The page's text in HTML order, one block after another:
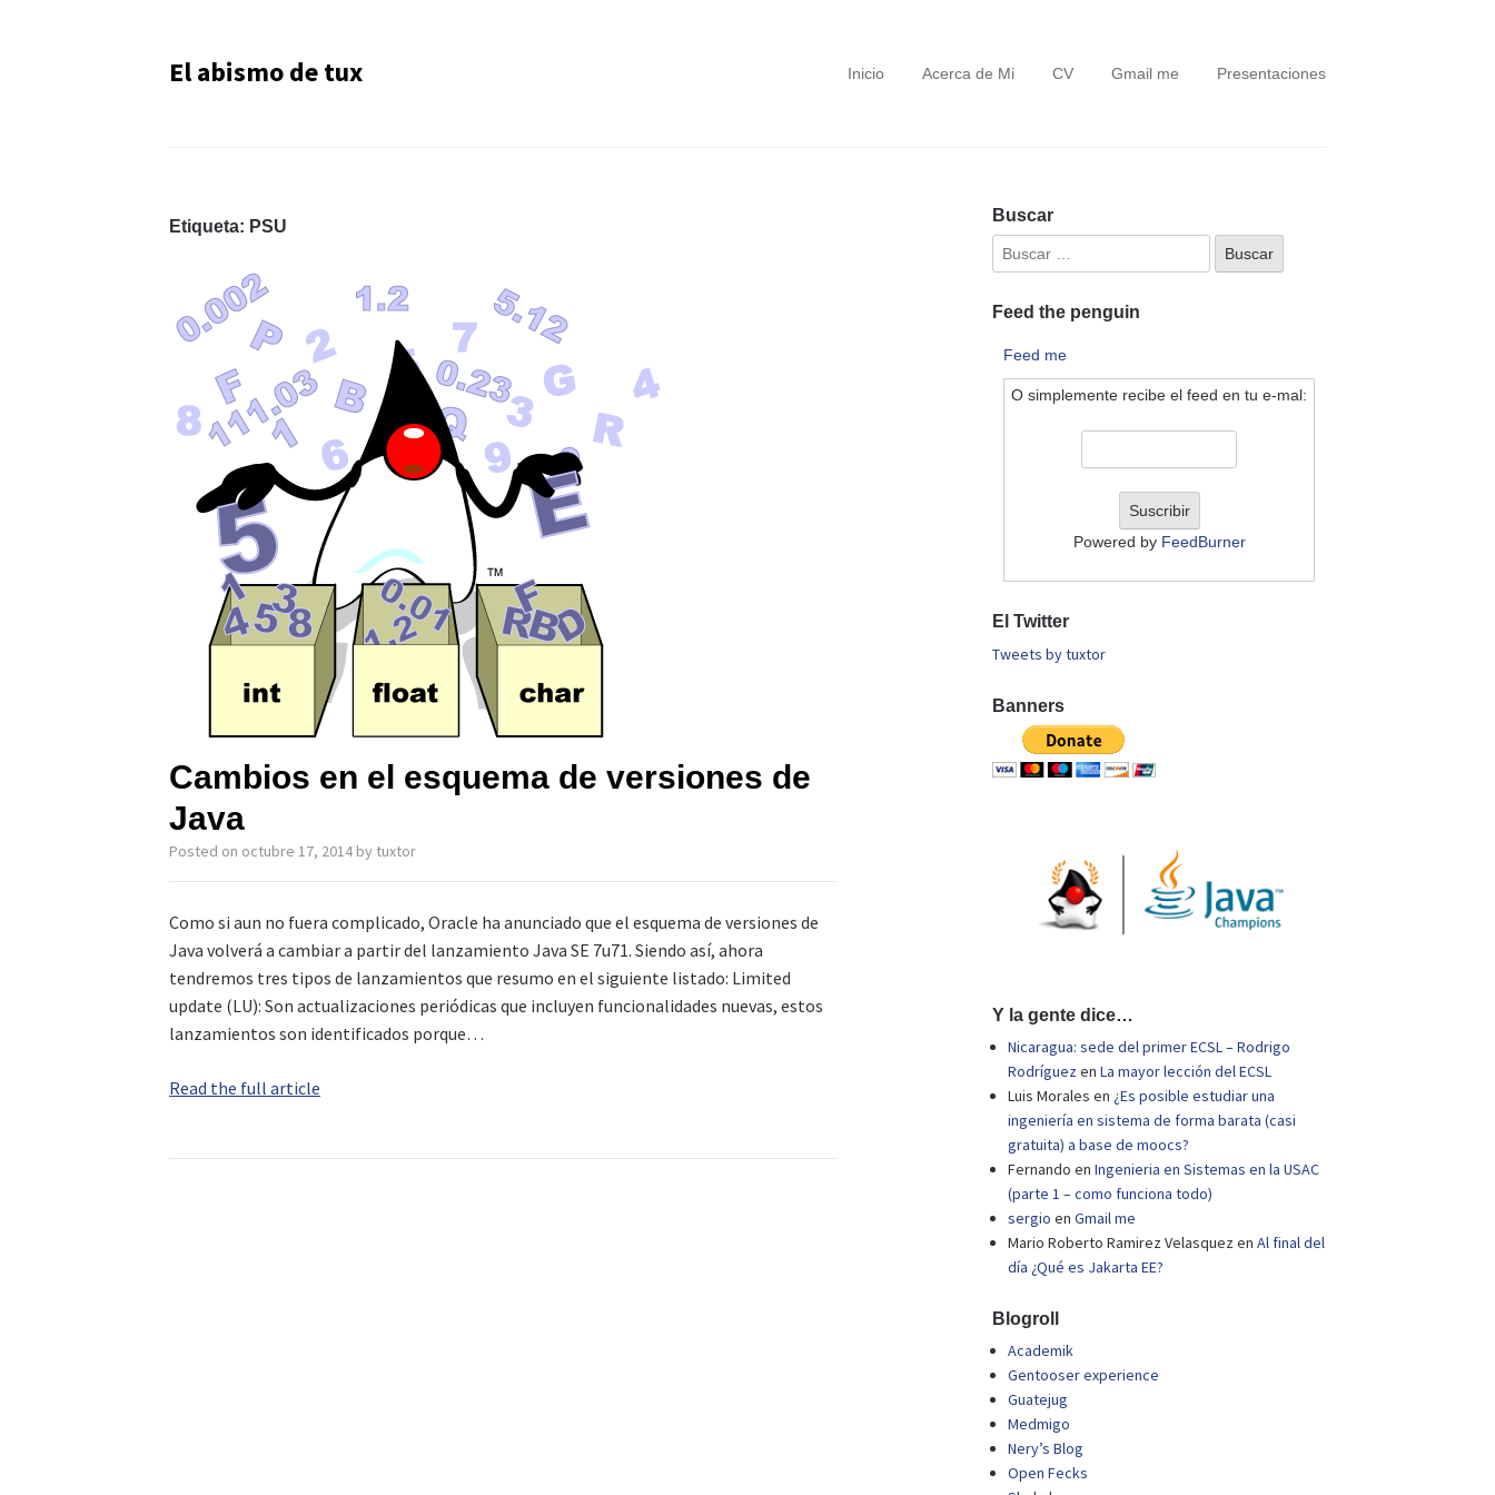
El abismo de tux Inicio Acerca de Mi CV Gmail me Presentaciones
Etiqueta: PSU
Cambios en el esquema de versiones de
Java
Posted on octubre 17, 2014 by tuxtor
Como si aun no fuera complicado, Oracle ha anunciado que el esquema de versiones de
Java volverá a cambiar a partir del lanzamiento Java SE 7u71. Siendo así, ahora
tendremos tres tipos de lanzamientos que resumo en el siguiente listado: Limited
update (LU): Son actualizaciones periódicas que incluyen funcionalidades nuevas, estos
lanzamientos son identificados porque…
Read the full article
Buscar
Feed the penguin
Feed me
O simplemente recibe el feed en tu e-mal:
Powered by FeedBurner
El Twitter
Tweets by tuxtor
Banners
Y la gente dice…
Nicaragua: sede del primer ECSL – Rodrigo
Rodríguezen La mayor lección del ECSL
Luis Morales en ¿Es posible estudiar una
ingeniería en sistema de forma barata (casi
gratuita) a base de moocs?
Fernando en Ingenieria en Sistemas en la USAC
(parte 1 – como funciona todo)
sergio en Gmail me
Mario Roberto Ramirez Velasquezen Al final del
día ¿Qué es Jakarta EE?
Blogroll
Academik
Gentooser experience
Guatejug
Medmigo
Nery’s Blog
Open Fecks